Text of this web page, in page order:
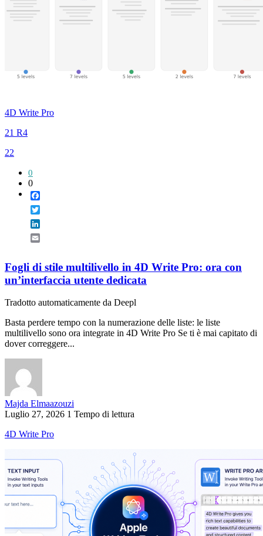
4D Write Pro
21 R4
22
0
0
Fogli di stile multilivello in 4D Write Pro: ora con
un’interfaccia utente dedicata
Tradotto automaticamente da Deepl
Basta perdere tempo con la numerazione delle liste: le liste
multilivello sono ora integrate in 4D Write Pro Se ti è mai capitato di
dover correggere...
Majda Elmaazouzi
Luglio 27, 2026 1 Tempo di lettura
4D Write Pro